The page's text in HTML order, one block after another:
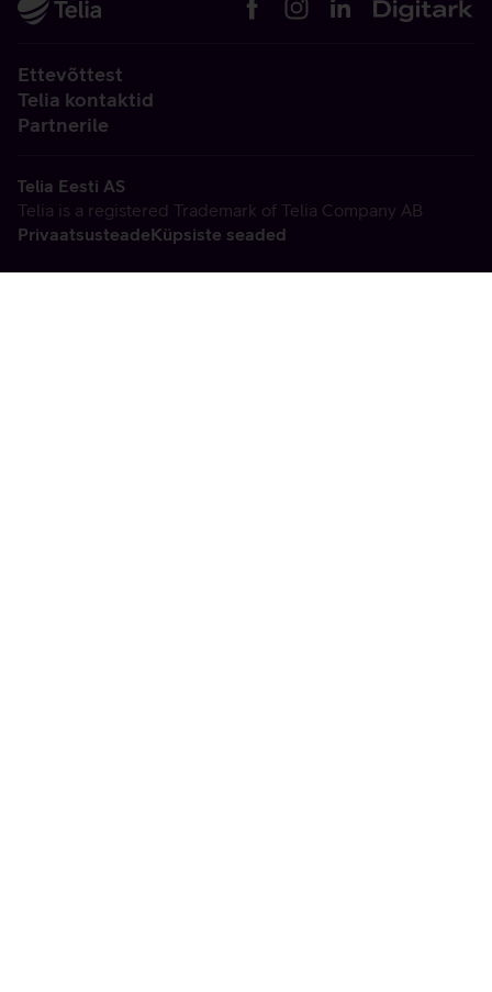
Ettevõttest
Telia kontaktid
Partnerile
Telia Eesti AS
Telia is a registered Trademark of Telia Company AB
PrivaatsusteadeKüpsiste seaded